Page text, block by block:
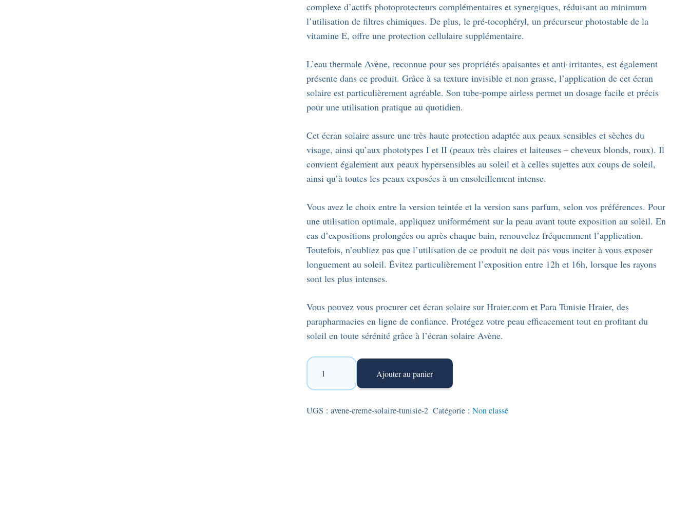
complexe d’actifs photoprotecteurs complémentaires et synergiques, réduisant au minimum
l’utilisation de filtres chimiques. De plus, le pré-tocophéryl, un précurseur photostable de la
vitamine E, offre une protection cellulaire supplémentaire.
L’eau thermale Avène, reconnue pour ses propriétés apaisantes et anti-irritantes, est également
présente dans ce produit. Grâce à sa texture invisible et non grasse, l’application de cet écran
solaire est particulièrement agréable. Son tube-pompe airless permet un dosage facile et précis
pour une utilisation pratique au quotidien.
Cet écran solaire assure une très haute protection adaptée aux peaux sensibles et sèches du
visage, ainsi qu’aux phototypes I et II (peaux très claires et laiteuses – cheveux blonds, roux). Il
convient également aux peaux hypersensibles au soleil et à celles sujettes aux coups de soleil,
ainsi qu’à toutes les peaux exposées à un ensoleillement intense.
Vous avez le choix entre la version teintée et la version sans parfum, selon vos préférences. Pour
une utilisation optimale, appliquez uniformément sur la peau avant toute exposition au soleil. En
cas d’expositions prolongées ou après chaque bain, renouvelez fréquemment l’application.
Toutefois, n’oubliez pas que l’utilisation de ce produit ne doit pas vous inciter à vous exposer
longuement au soleil. Évitez particulièrement l’exposition entre 12h et 16h, lorsque les rayons
sont les plus intenses.
Vous pouvez vous procurer cet écran solaire sur Hraier.com et Para Tunisie Hraier, des
parapharmacies en ligne de confiance. Protégez votre peau efficacement tout en profitant du
soleil en toute sérénité grâce à l’écran solaire Avène.
quantité
Avène
-
Ajouter au panier
UGS : avene-creme-solaire-tunisie-2 Catégorie :Non classé